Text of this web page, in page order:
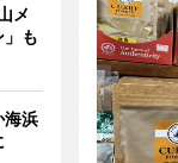
メ
も
海浜